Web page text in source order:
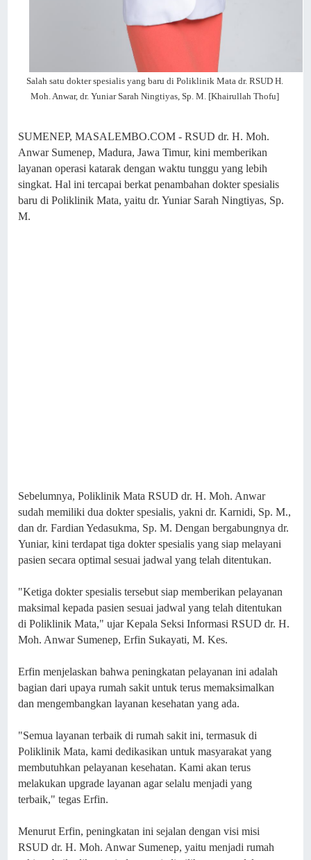
Salah satu dokter spesialis yang baru di Poliklinik Mata dr. RSUD H.
Moh. Anwar, dr. Yuniar Sarah Ningtiyas, Sp. M. [Khairullah Thofu]
SUMENEP, MASALEMBO.COM - RSUD dr. H. Moh.
Anwar Sumenep, Madura, Jawa Timur, kini memberikan
layanan operasi katarak dengan waktu tunggu yang lebih
singkat. Hal ini tercapai berkat penambahan dokter spesialis
baru di Poliklinik Mata, yaitu dr. Yuniar Sarah Ningtiyas, Sp.
M.
Sebelumnya, Poliklinik Mata RSUD dr. H. Moh. Anwar
sudah memiliki dua dokter spesialis, yakni dr. Karnidi, Sp. M.,
dan dr. Fardian Yedasukma, Sp. M. Dengan bergabungnya dr.
Yuniar, kini terdapat tiga dokter spesialis yang siap melayani
pasien secara optimal sesuai jadwal yang telah ditentukan.
"Ketiga dokter spesialis tersebut siap memberikan pelayanan
maksimal kepada pasien sesuai jadwal yang telah ditentukan
di Poliklinik Mata," ujar Kepala Seksi Informasi RSUD dr. H.
Moh. Anwar Sumenep, Erfin Sukayati, M. Kes.
Erfin menjelaskan bahwa peningkatan pelayanan ini adalah
bagian dari upaya rumah sakit untuk terus memaksimalkan
dan mengembangkan layanan kesehatan yang ada.
"Semua layanan terbaik di rumah sakit ini, termasuk di
Poliklinik Mata, kami dedikasikan untuk masyarakat yang
membutuhkan pelayanan kesehatan. Kami akan terus
melakukan upgrade layanan agar selalu menjadi yang
terbaik," tegas Erfin.
Menurut Erfin, peningkatan ini sejalan dengan visi misi
RSUD dr. H. Moh. Anwar Sumenep, yaitu menjadi rumah